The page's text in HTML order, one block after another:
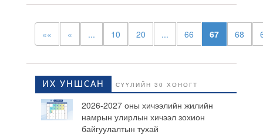
«« « ... 10 20 ... 66 67 68
ИХ УНШСАН СҮҮЛИЙН 30 ХОНОГТ
2026-2027 оны хичээлийн жилийн
намрын улирлын хичээл зохион
байгуулалтын тухай